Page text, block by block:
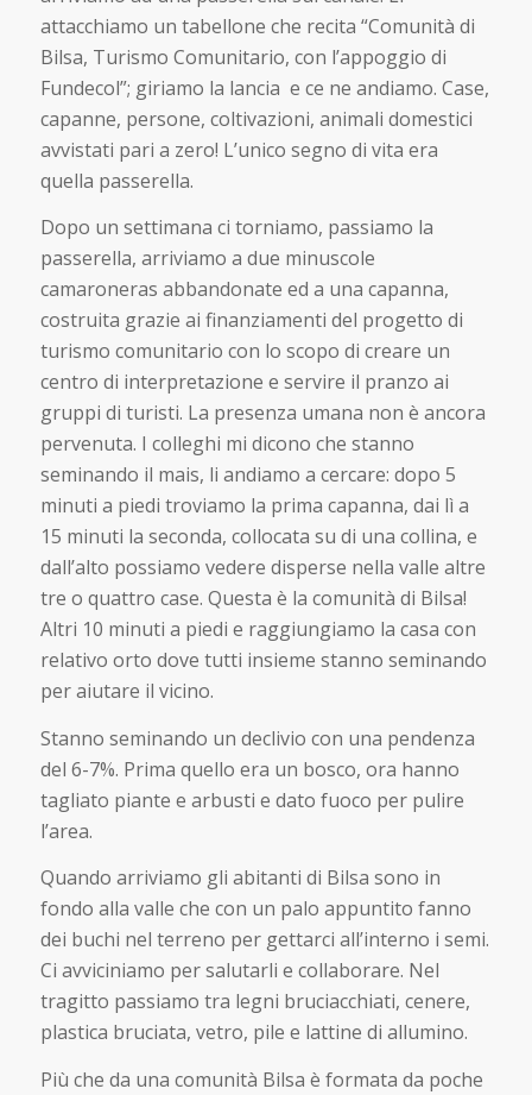
attacchiamo un tabellone che recita “Comunità di
Bilsa, Turismo Comunitario, con l’appoggio di
Fundecol”; giriamo la lancia e ce ne andiamo. Case,
capanne, persone, coltivazioni, animali domestici
avvistati pari a zero! L’unico segno di vita era
quella passerella.
Dopo un settimana ci torniamo, passiamo la
passerella, arriviamo a due minuscole
camaroneras abbandonate ed a una capanna,
costruita grazie ai finanziamenti del progetto di
turismo comunitario con lo scopo di creare un
centro di interpretazione e servire il pranzo ai
gruppi di turisti. La presenza umana non è ancora
pervenuta. I colleghi mi dicono che stanno
seminando il mais, li andiamo a cercare: dopo 5
minuti a piedi troviamo la prima capanna, dai lì a
15 minuti la seconda, collocata su di una collina, e
dall’alto possiamo vedere disperse nella valle altre
tre o quattro case. Questa è la comunità di Bilsa!
Altri 10 minuti a piedi e raggiungiamo la casa con
relativo orto dove tutti insieme stanno seminando
per aiutare il vicino.
Stanno seminando un declivio con una pendenza
del 6-7%. Prima quello era un bosco, ora hanno
tagliato piante e arbusti e dato fuoco per pulire
l’area.
Quando arriviamo gli abitanti di Bilsa sono in
fondo alla valle che con un palo appuntito fanno
dei buchi nel terreno per gettarci all’interno i semi.
Ci avviciniamo per salutarli e collaborare. Nel
tragitto passiamo tra legni bruciacchiati, cenere,
plastica bruciata, vetro, pile e lattine di allumino.
Più che da una comunità Bilsa è formata da poche